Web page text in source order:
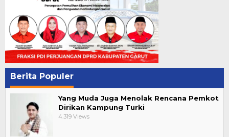
Berita Populer
Yang Muda Juga Menolak Rencana Pemkot
Dirikan Kampung Turki
4.319 Views